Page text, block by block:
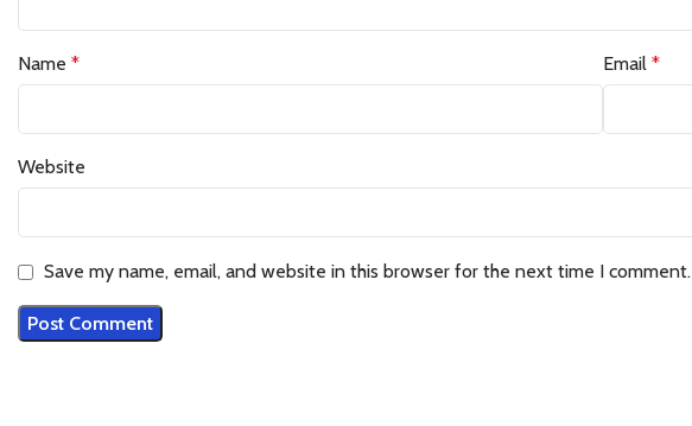
Name * Email *
Website
Save my name, email, and website in this browser for the next time I comment.